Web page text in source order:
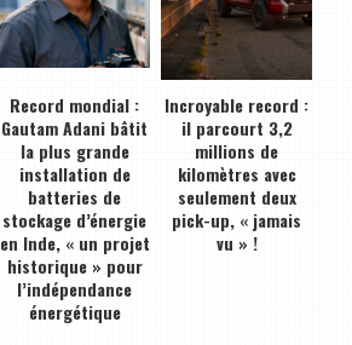
Record mondial :
Gautam Adani bâtit
la plus grande
installation de
batteries de
stockage d’énergie
en Inde, « un projet
historique » pour
l’indépendance
énergétique
Incroyable record :
il parcourt 3,2
millions de
kilomètres avec
seulement deux
pick-up, « jamais
vu » !